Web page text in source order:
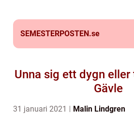
SEMESTERPOSTEN.se
Unna sig ett dygn
Gävle
31 januari 2021 Malin Lindgren